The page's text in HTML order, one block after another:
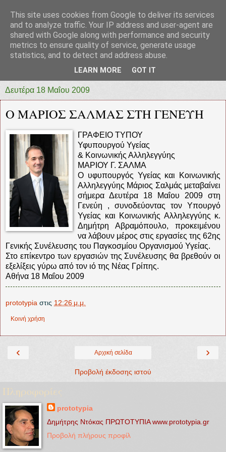
prototypia
"ΠΡΩΤΟΤΥΠΙΑ" * ΑΝΕΞΑΡΤΗΤΗ-ΗΛΕΚΤΡΟΝΙΚΗ-
Δευτέρα 18 Μαΐου 2009
Ο ΜΑΡΙΟΣ ΣΑΛΜΑΣ ΣΤΗ ΓΕΝΕΥΗ
ΓΡΑΦΕΙΟ ΤΥΠΟΥ
Υφυπουργού Υγείας
& Κοινωνικής Αλληλεγγύης
ΜΑΡΙΟΥ Γ. ΣΑΛΜΑ
Ο υφυπουργός Υγείας και Κοινωνικής
Αλληλεγγύης Μάριος Σαλμάς μεταβαίνει
σήμερα Δευτέρα 18 Μαΐου 2009 στη
Γενεύη , συνοδεύοντας τον Υπουργό
Υγείας και Κοινωνικής Αλληλεγγύης κ.
Δημήτρη Αβραμόπουλο, προκειμένου
να λάβουν μέρος στις εργασίες της 62ης
Γενικής Συνέλευσης του Παγκοσμίου Οργανισμού Υγείας.
Στο επίκεντρο των εργασιών της Συνέλευσης θα βρεθούν οι
εξελίξεις γύρω από τον ιό της Νέας Γρίπης.
Αθήνα 18 Μαΐου 2009
prototypia στις 12:26 μ.μ.
Κοινή χρήση
‹ ›
Αρχική σελίδα
Προβολή έκδοσης ιστού
Πληροφορίες
prototypia
Δημήτρης Ντόκας ΠΡΩΤΟΤΥΠΙΑ www.prototypia.gr
Προβολή πλήρους προφίλ
This site uses cookies from Google to deliver its services
and to analyze traffic. Your IP address and user-agent are
shared with Google along with performance and security
metrics to ensure quality of service, generate usage
statistics, and to detect and address abuse.
LEARN MORE GOT IT